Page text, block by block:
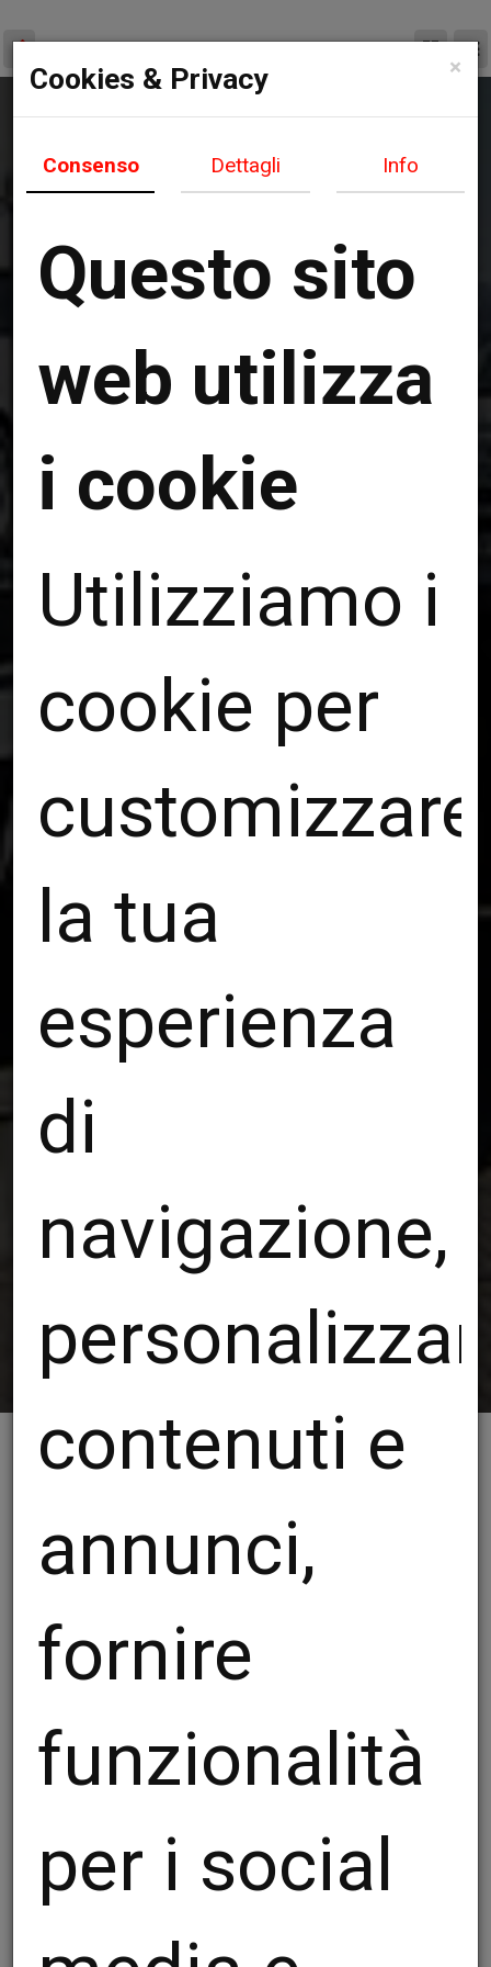
Soppalchi,
carpenteria
Le strutture realizzate in carpenteria metallica
nel corso degli anni hanno permesso di
permette di realizzare ogni tipo di struttura.
Soppalchi industriali, ad uso ufficio, scheletri di
edifici, tetti, rinforzi strutturali, basamenti, ponti,
passerelle pedonali, tutti realizzati secondo le
direttive della norma UNI EN 1090 Marcatura
CE
×
Cookies & Privacy
Consenso Dettagli Info
Questo sito
web utilizza
i cookie
Utilizziamo i
cookie per
customizzare
la tua
esperienza
di
navigazione,
contenuti e
annunci,
fornire
funzionalità
per i social